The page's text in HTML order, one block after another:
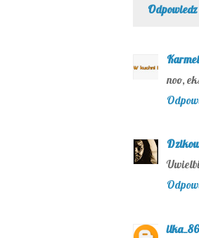
Odpowiedz
noo,
ilka_86